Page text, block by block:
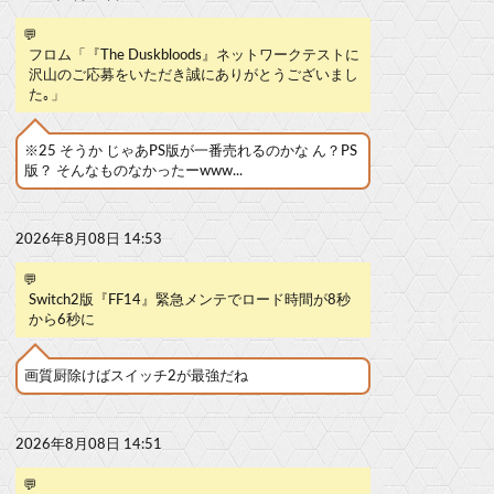
💬
フロム「『The Duskbloods』ネットワークテストに
沢山のご応募をいただき誠にありがとうございまし
た｡」
※25 そうか じゃあPS版が一番売れるのかな ん？PS
版？ そんなものなかったーwww...
2026年8月08日 14:53
💬
Switch2版『FF14』緊急メンテでロード時間が8秒
から6秒に
画質厨除けばスイッチ2が最強だね
2026年8月08日 14:51
💬